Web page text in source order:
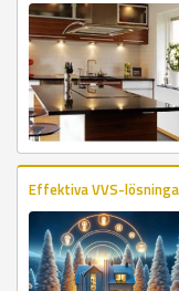
Effektiva VVS-